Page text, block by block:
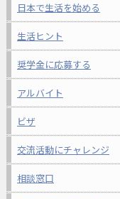
日本で生活を始める
生活ヒント
奨学金に応募する
アルバイト
ビザ
交流活動にチャレンジ
相談窓口